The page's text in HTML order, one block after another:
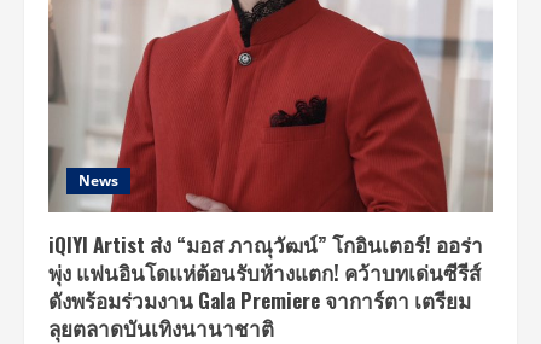
ความ
เร้าใจ
D.I.Y.
ตัว
เอง
แบบ
ไร้
ขีด
จำกัด
News
iQIYI Artist ส่ง “มอส ภาณุวัฒน์” โกอินเตอร์! ออร่า
พุ่ง แฟนอินโดแห่ต้อนรับห้างแตก! คว้าบทเด่นซีรีส์
ดังพร้อมร่วมงาน Gala Premiere จาการ์ตา เตรียม
ลุยตลาดบันเทิงนานาชาติ